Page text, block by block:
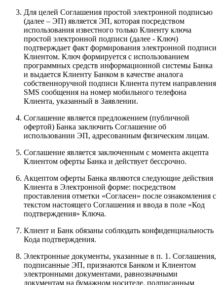
Для целей Соглашения простой электронной подписью
(далее – ЭП) является ЭП, которая посредством
использования известного только Клиенту ключа
простой электронной подписи (далее - Ключ)
подтверждает факт формирования электронной подписи
Клиентом. Ключ формируется с использованием
программных средств информационной системы Банка
и выдается Клиенту Банком в качестве аналога
собственноручной подписи Клиента путем направления
SMS сообщения на номер мобильного телефона
Клиента, указанный в Заявлении.
Соглашение является предложением (публичной
офертой) Банка заключить Соглашение об
использовании ЭП, адресованным физическим лицам.
Соглашение является заключенным с момента акцепта
Клиентом оферты Банка и действует бессрочно.
Акцептом оферты Банка являются следующие действия
Клиента в Электронной форме: посредством
проставления отметки «Согласен» после ознакомления с
текстом настоящего Соглашения и ввода в поле «Код
подтверждения» Ключа.
Клиент и Банк обязаны соблюдать конфиденциальность
Кода подтверждения.
Электронные документы, указанные в п. 1. Соглашения,
подписанные ЭП, признаются Банком и Клиентом
электронными документами, равнозначными
документам на бумажном носителе, подписанным